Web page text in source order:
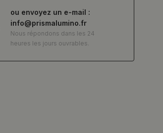
ou envoyez un e-mail :
info@prismalumino.fr
Nous répondons dans les 24
heures les jours ouvrables.